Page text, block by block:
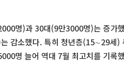
명)과 30대(9만3000명)는 증
감소했다. 특히 청년층(15∼29세)
명 늘어 역대 7월 최고치를 기록